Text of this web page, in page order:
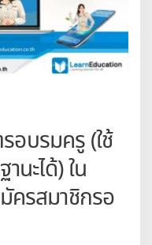
บรมครู (ใช้
นะได้) ใน
ครสมาชิกรอ